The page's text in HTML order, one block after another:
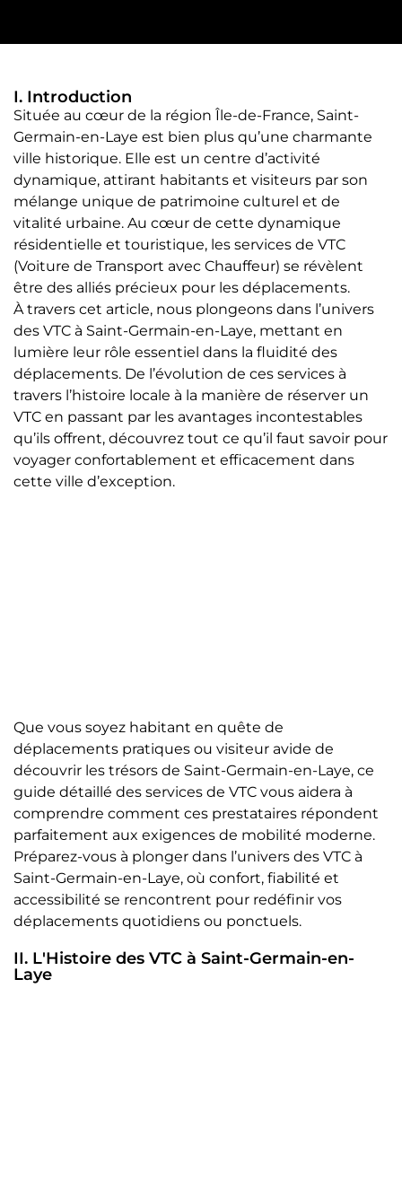
I. Introduction
Située au cœur de la région Île-de-France, Saint-
Germain-en-Laye est bien plus qu’une charmante
ville historique. Elle est un centre d’activité
dynamique, attirant habitants et visiteurs par son
mélange unique de patrimoine culturel et de
vitalité urbaine. Au cœur de cette dynamique
résidentielle et touristique, les services de VTC
(Voiture de Transport avec Chauffeur) se révèlent
être des alliés précieux pour les déplacements.
À travers cet article, nous plongeons dans l’univers
des VTC à Saint-Germain-en-Laye, mettant en
lumière leur rôle essentiel dans la fluidité des
déplacements. De l’évolution de ces services à
travers l’histoire locale à la manière de réserver un
VTC en passant par les avantages incontestables
qu’ils offrent, découvrez tout ce qu’il faut savoir pour
voyager confortablement et efficacement dans
cette ville d’exception.
Que vous soyez habitant en quête de
déplacements pratiques ou visiteur avide de
découvrir les trésors de Saint-Germain-en-Laye, ce
guide détaillé des services de VTC vous aidera à
comprendre comment ces prestataires répondent
parfaitement aux exigences de mobilité moderne.
Préparez-vous à plonger dans l’univers des VTC à
Saint-Germain-en-Laye, où confort, fiabilité et
accessibilité se rencontrent pour redéfinir vos
déplacements quotidiens ou ponctuels.
II. L'Histoire des VTC à Saint-Germain-en-
Laye